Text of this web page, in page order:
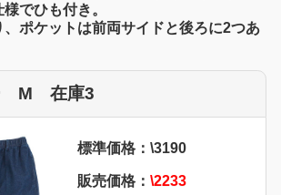
でひも付き。
ポケットは前両サイドと後ろに2つあ
M 在庫3
標準価格：\3190
販売価格： \2233